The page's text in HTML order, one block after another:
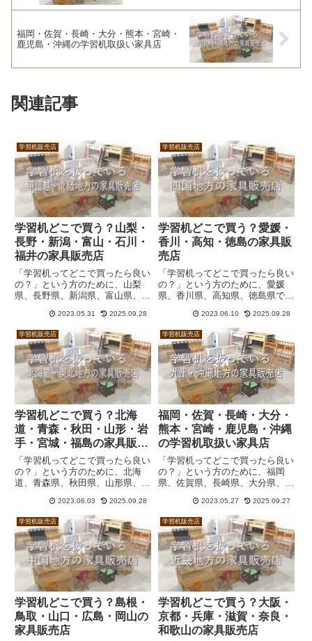
福岡・佐賀・長崎・大分・熊本・宮崎・
鹿児島・沖縄の学習机取扱い家具店
関連記事
学習机販売店
学習机どこで買う？山梨・
長野・新潟・富山・石川・
福井の家具販売店
「学習机ってどこで買ったら良い
の？」という方のために、山梨
県、長野県、新潟県、富山県、石
る家具販売店の一覧を作成しまし
た。コイズミ、カリモク、浜本工
芸ほか、ニトリ、IKEA、アクタ
スなど。
2023.05.31 2025.09.28
学習机販売店
学習机どこで買う？愛媛・
香川・高知・徳島の家具販
売店
「学習机ってどこで買ったら良い
の？」という方のために、愛媛
県、香川県、高知県、徳島県で学
覧を作成しました。コイズミ、カ
リモク、浜本工芸ほか、ニトリ、
アクタスなど。
2023.06.10 2025.09.28
学習机販売店
学習机どこで買う？北海
道・青森・秋田・山形・岩
手・宮城・福島の家具販売
店
「学習机ってどこで買ったら良い
の？」という方のために、北海
道、青森県、秋田県、山形県、岩
扱っている家具販売店の一覧を作
成しました。コイズミ、カリモ
ク、浜本工芸ほか、ニトリ、
IKEA、アクタスなど。
2023.06.03 2025.09.28
学習机販売店
福岡・佐賀・長崎・大分・
熊本・宮崎・鹿児島・沖縄
の学習机取扱い家具店
「学習机ってどこで買ったら良い
の？」という方のために、福岡
県、佐賀県、長崎県、大分県、熊
で学習机を扱っている家具販売店
の一覧を作成しました。コイズ
ミ、カリモク、浜本工芸ほか、ニ
トリ、IKEA、アクタスなど。
2023.05.27 2025.09.27
学習机販売店
学習机どこで買う？島根・
鳥取・山口・広島・岡山の
家具販売店
学習机販売店
学習机どこで買う？大阪・
京都・兵庫・滋賀・奈良・
和歌山の家具販売店